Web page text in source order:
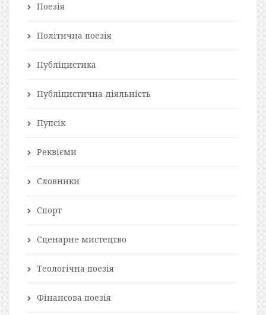
Поезія
Політична поезія
Публіцистика
Публіцистична діяльність
Пупсік
Реквієми
Словники
Спорт
Сценарне мистецтво
Теологічна поезія
Фінансова поезія